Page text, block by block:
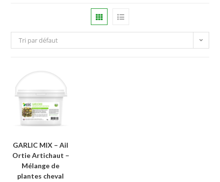
Tri par défaut
GARLIC MIX – Ail
Ortie Artichaut –
Mélange de
plantes cheval